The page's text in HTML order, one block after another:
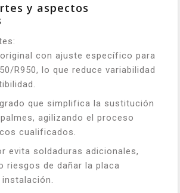
y aspectos
con ajuste específico para
R950, lo que reduce variabilidad
que simplifica la sustitución
agilizando el proceso
cualificados.
evita soldaduras adicionales,
riesgos de dañar la placa